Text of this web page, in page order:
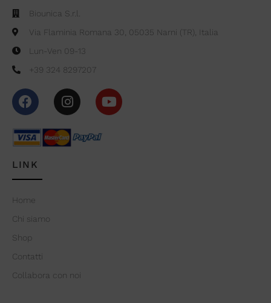
Biounica S.r.l.
Via Flaminia Romana 30, 05035 Narni (TR), Italia
Lun-Ven 09-13
+39 324 8297207
LINK
Home
Chi siamo
Shop
Contatti
Collabora con noi